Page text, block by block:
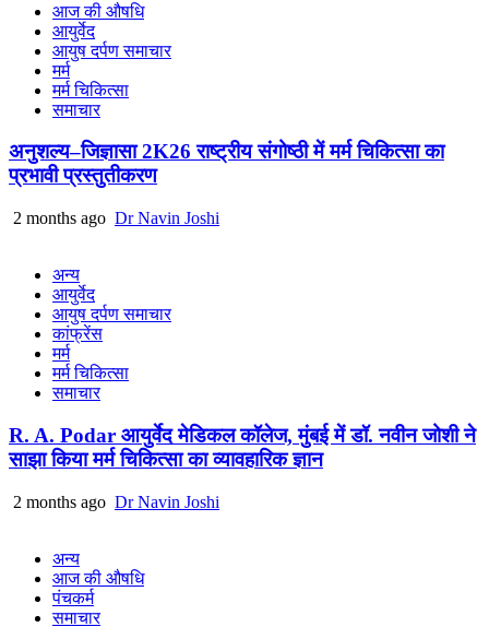
आज की औषधि
आयुर्वेद
आयुष दर्पण समाचार
मर्म
मर्म चिकित्सा
समाचार
अनुशल्य–जिज्ञासा 2K26 राष्ट्रीय संगोष्ठी में मर्म चिकित्सा का
प्रभावी प्रस्तुतीकरण
2 months ago Dr Navin Joshi
अन्य
आयुर्वेद
आयुष दर्पण समाचार
कांफ्रेंस
मर्म
मर्म चिकित्सा
समाचार
R. A. Podar आयुर्वेद मेडिकल कॉलेज, मुंबई में डॉ. नवीन जोशी ने
साझा किया मर्म चिकित्सा का व्यावहारिक ज्ञान
2 months ago Dr Navin Joshi
अन्य
आज की औषधि
पंचकर्म
समाचार